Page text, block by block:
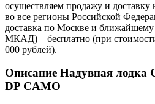
осуществляем продажу и доставку
во все регионы Российской
доставка по Москве и
МКАД) – бесплатно (при
000 рублей).
Описание Надувная лодка
DP CAMO